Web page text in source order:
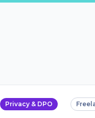
Privacy & DPO